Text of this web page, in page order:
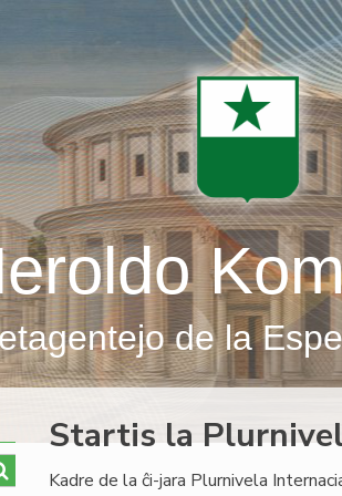
de la
Startis la
Kadre de la ĉi-jara Plurnivela